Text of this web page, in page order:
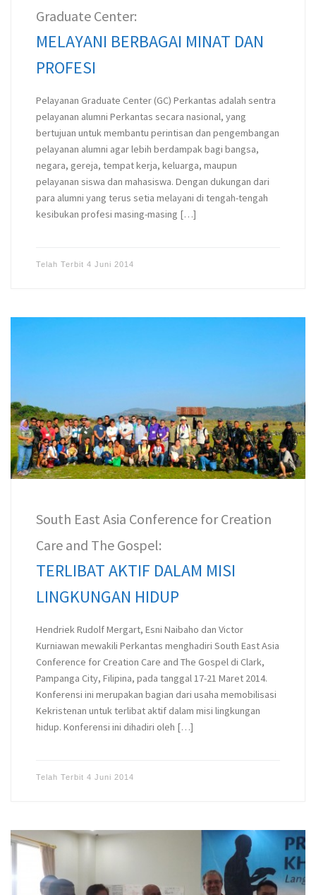
Graduate Center:
MELAYANI BERBAGAI MINAT DAN
PROFESI
Pelayanan Graduate Center (GC) Perkantas adalah sentra
pelayanan alumni Perkantas secara nasional, yang
bertujuan untuk membantu perintisan dan pengembangan
pelayanan alumni agar lebih berdampak bagi bangsa,
negara, gereja, tempat kerja, keluarga, maupun
pelayanan siswa dan mahasiswa. Dengan dukungan dari
para alumni yang terus setia melayani di tengah-tengah
kesibukan profesi masing-masing […]
Telah Terbit 4 Juni 2014
South East Asia Conference for Creation
Care and The Gospel:
TERLIBAT AKTIF DALAM MISI
LINGKUNGAN HIDUP
Hendriek Rudolf Mergart, Esni Naibaho dan Victor
Kurniawan mewakili Perkantas menghadiri South East Asia
Conference for Creation Care and The Gospel di Clark,
Pampanga City, Filipina, pada tanggal 17-21 Maret 2014.
Konferensi ini merupakan bagian dari usaha memobilisasi
Kekristenan untuk terlibat aktif dalam misi lingkungan
hidup. Konferensi ini dihadiri oleh […]
Telah Terbit 4 Juni 2014